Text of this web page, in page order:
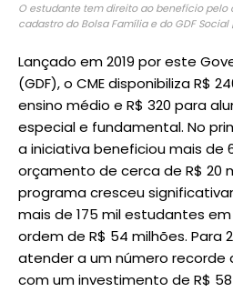
O estudante tem direito ao benefício pelo
cadastro do Bolsa Família e do GDF Social
Lançado em 2019 por este
(GDF), o CME disponibiliza R$
ensino médio e R$ 320 para
especial e fundamental. No
a iniciativa beneficiou mais de
orçamento de cerca de R$ 20
programa cresceu
mais de 175 mil estudantes
ordem de R$ 54 milhões. Para
atender a um número recorde
com um investimento de R$